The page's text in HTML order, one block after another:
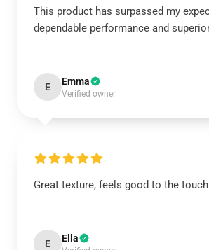
This product has surpassed my
dependable performance and
E Emma
Verified owner
Great texture, feels good to the
E Ella